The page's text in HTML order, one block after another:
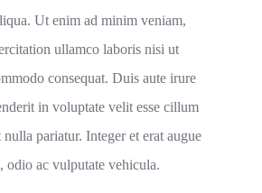
Ut enim ad minim veniam,
ullamco laboris nisi ut
consequat. Duis aute irure
in voluptate velit esse cillum
pariatur. Integer et erat augue
odio ac vulputate vehicula.